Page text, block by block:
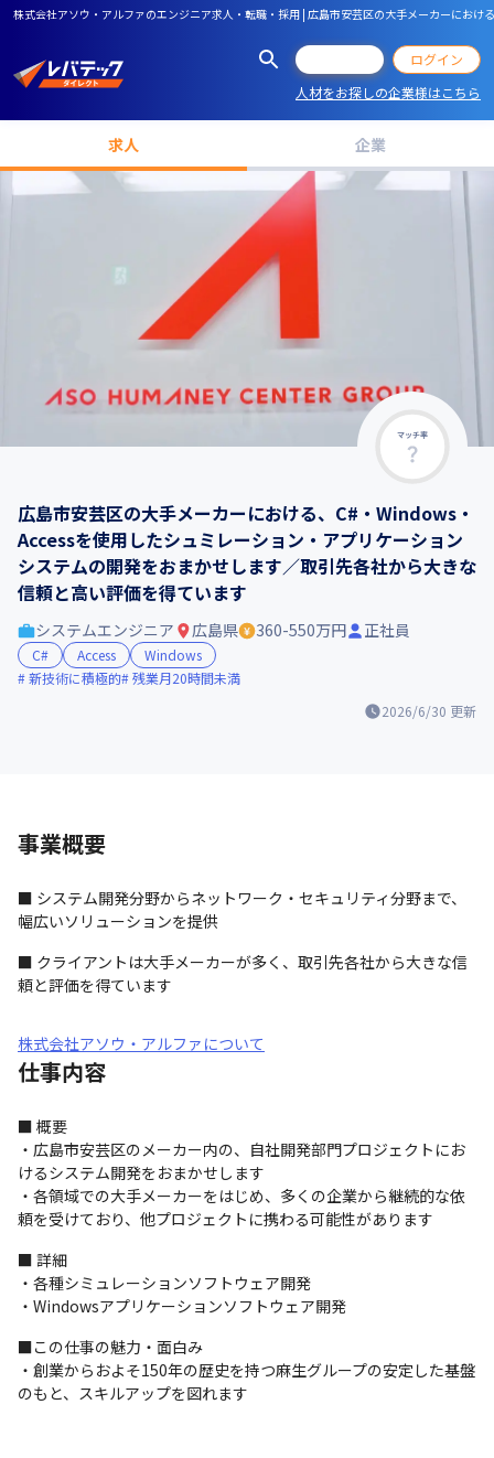
株式会社アソウ・アルファのエンジニア求人・転職・採用 | 広島市安芸区の大手メーカーにお
ログイン
人材をお探しの企業様はこちら
求人 企業
マッチ率
広島市安芸区の大手メーカーにおける、C#・Windows・
Accessを使用したシュミレーション・アプリケーション
システムの開発をおまかせします／取引先各社から大きな
信頼と高い評価を得ています
2026/6/30 更新
システムエンジニア 広島県 360-550万円 正社員
C# Access
Windows
新技術に積極的 残業月20時間未満
事業概要
■ システム開発分野からネットワーク・セキュリティ分野まで、
幅広いソリューションを提供
■ クライアントは大手メーカーが多く、取引先各社から大きな信
頼と評価を得ています
株式会社アソウ・アルファについて
仕事内容
■ 概要
・広島市安芸区のメーカー内の、自社開発部門プロジェクトにお
けるシステム開発をおまかせします
・各領域での大手メーカーをはじめ、多くの企業から継続的な依
頼を受けており、他プロジェクトに携わる可能性があります
■ 詳細
・各種シミュレーションソフトウェア開発
・Windowsアプリケーションソフトウェア開発
■この仕事の魅力・面白み
・創業からおよそ150年の歴史を持つ麻生グループの安定した基盤
のもと、スキルアップを図れます